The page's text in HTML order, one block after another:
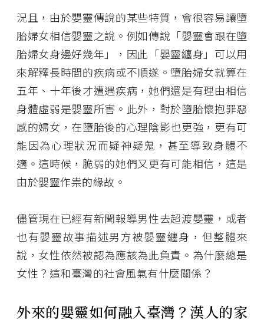
況且，由於嬰靈傳說的某些特質，會很容易讓墮
胎婦女相信嬰靈之說。例如傳說「嬰靈會跟在墮
胎婦女身邊好幾年」，因此「嬰靈纏身」可以用
來解釋長時間的疾病或不順遂。墮胎婦女就算在
五年、十年後才遭遇疾病，她們還是有理由相信
身體虛弱是嬰靈所害。此外，對於墮胎懷抱罪惡
感的婦女，在墮胎後的心理陰影也更強，更有可
能因為心理狀況而疑神疑鬼，甚至導致身體不
適。這時候，脆弱的她們又更有可能相信，這是
由於嬰靈作祟的緣故。
儘管現在已經有新聞報導男性去超渡嬰靈，或者
也有嬰靈故事描述男方被嬰靈纏身，但整體來
說，女性依然被認為應該為此負責。為什麼總是
女性？這和臺灣的社會風氣有什麼關係？
外來的嬰靈如何融入臺灣？漢人的家